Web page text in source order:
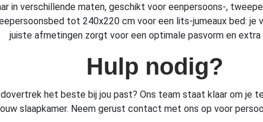
in verschillende maten, geschikt voor eenpersoons-,
tot 240x220 cm voor een lits-jumeaux bed: je
juiste afmetingen zorgt voor een optimale pasvorm en
Hulp nodig?
het beste bij jou past? Ons team staat klaar om je
slaapkamer. Neem gerust contact met ons op voor